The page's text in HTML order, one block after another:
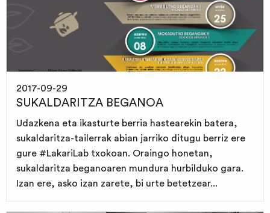
2017-09-29
SUKALDARITZA BEGANOA
Udazkena eta ikasturte berria hastearekin batera,
sukaldaritza-tailerrak abian jarriko ditugu berriz ere
gure #LakariLab txokoan. Oraingo honetan,
sukaldaritza beganoaren mundura hurbilduko gara.
Izan ere, asko izan zarete, bi urte betetzear...